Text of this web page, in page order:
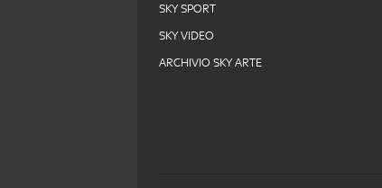
SKY SPORT
SKY VIDEO
ARCHIVIO SKY ARTE